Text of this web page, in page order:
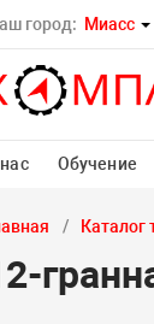
город: Миасс
Обучение
Каталог